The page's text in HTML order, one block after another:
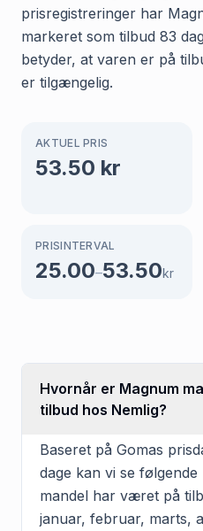
prisregistreringer har
markeret som tilbud 83
betyder, at varen er på
er tilgængelig.
AKTUEL PRIS
53.50 kr
PRISINTERVAL
25.00–53.50kr
Hvornår er Magnum
tilbud hos Nemlig?
Baseret på Gomas
dage kan vi se
mandel har været på
januar, februar, marts,